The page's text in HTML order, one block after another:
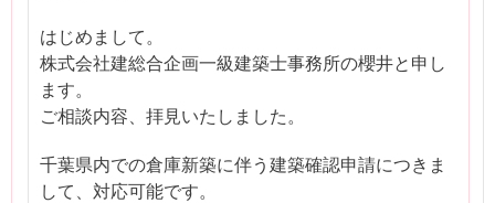
はじめまして。
株式会社建総合企画一級建築士事務所の櫻井と申し
ます。
ご相談内容、拝見いたしました。
千葉県内での倉庫新築に伴う建築確認申請につきま
して、対応可能です。